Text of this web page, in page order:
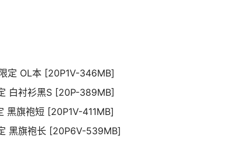
定 OL本 [20P1V-346MB]
白衬衫黑S [20P-389MB]
黑旗袍短 [20P1V-411MB]
黑旗袍长 [20P6V-539MB]